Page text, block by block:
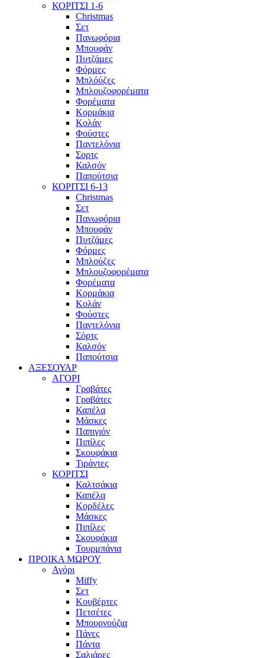
ΚΟΡΙΤΣΙ 1-6
Christmas
Σετ
Πανωφόρια
Μπουφάν
Πυτζάμες
Φόρμες
Μπλόύζες
Μπλουζοφορέματα
Φορέματα
Κορμάκια
Κολάν
Φούστες
Παντελόνια
Σορτς
Καλσόν
Παπούτσια
ΚΟΡΙΤΣΙ 6-13
Christmas
Σετ
Πανωφόρια
Μπουφάν
Πυτζάμες
Φόρμες
Μπλούζες
Μπλουζοφορέματα
Φορέματα
Κορμάκια
Κολάν
Φούστες
Παντελόνια
Σόρτς
Καλσόν
Παπούτσια
ΑΞΕΣΟΥΑΡ
ΑΓΟΡΙ
Γραβάτες
Γραβάτες
Καπέλα
Μάσκες
Παπιγιόν
Πιπίλες
Σκουφάκια
Τιράντες
ΚΟΡΙΤΣΙ
Καλτσάκια
Καπέλα
Κορδέλες
Μάσκες
Πιπίλες
Σκουφάκια
Τουρμπάνια
ΠΡΟΙΚΑ ΜΩΡΟΥ
Αγόρι
Miffy
Σετ
Κουβέρτες
Πετσέτες
Μπουρνούζια
Πάνες
Πάντα
Σαλιάρες